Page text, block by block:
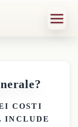
COSTI
INCLUDE